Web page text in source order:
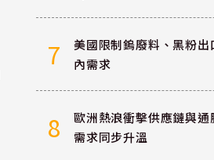
7
美國限制鎢廢料、黑粉出
內需求
8
歐洲熱浪衝擊供應鏈與通
需求同步升溫